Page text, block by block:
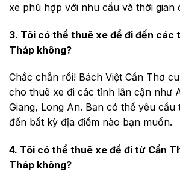
xe phù hợp với nhu cầu và thời gian
3. Tôi có thể thuê xe để đi đến các
Tháp không?
Chắc chắn rồi! Bách Việt Cần Thơ
cho thuê xe đi các tỉnh lân cận như
Giang, Long An. Bạn có thể yêu cầu
đến bất kỳ địa điểm nào bạn muốn.
4. Tôi có thể thuê xe để đi từ Cần
Tháp không?